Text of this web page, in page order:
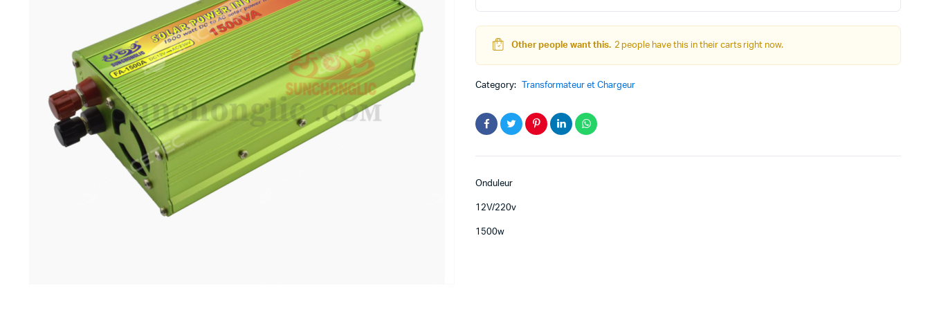
Imprimante 3D
Filaments et résine pour 3D
CNC & Laser
Accessoires imprimante 3D
Driver Moteur
Moteur DC
Moteurs pas à pas
Servomoteur
Autre Moteurs et Actionneurs
Lego Education
Pack Arduino – raspberry pi
quantity
Other people want this. 2 people have this in their carts right now.
Category: Transformateur et Chargeur
Onduleur
12V/220v
1500w